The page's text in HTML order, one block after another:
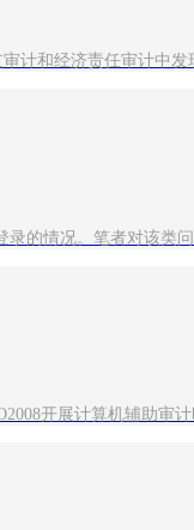
计和经济责任审计中
的情况。笔者对该类
开展计算机辅助审